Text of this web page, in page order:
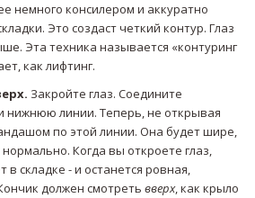
немного консилером и аккуратно
Это создаст четкий контур. Глаз
Эта техника называется «контуринг
как лифтинг.
Закройте глаз. Соедините
линии. Теперь, не открывая
по этой линии. Она будет шире,
Когда вы откроете глаз,
в складке - и останется ровная,
должен смотреть вверх, как крыло